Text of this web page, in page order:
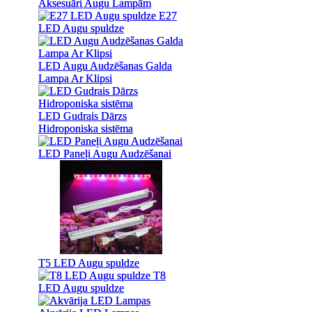
Aksesuāri Augu Lampām
E27
LED Augu spuldze
LED Augu Audzēšanas Galda
Lampa Ar Klipsi
LED Gudrais Dārzs
Hidroponiska sistēma
LED Paneļi Augu Audzēšanai
T5 LED Augu spuldze
T8
LED Augu spuldze
Aksesuāri Augu Lampām
E27
LED Augu spuldze
LED Augu Audzēšanas Galda
Lampa Ar Klipsi
LED Gudrais Dārzs
Hidroponiska sistēma
LED Paneļi Augu Audzēšanai
T5 LED Augu spuldze
T8
LED Augu spuldze